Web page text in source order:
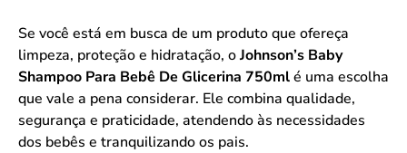
Se você está em busca de um produto que ofereça
limpeza, proteção e hidratação, oJohnson’s Baby
Shampoo Para Bebê De Glicerina 750mlé uma escolha
que vale a pena considerar. Ele combina qualidade,
segurança e praticidade, atendendo às necessidades
dos bebês e tranquilizando os pais.